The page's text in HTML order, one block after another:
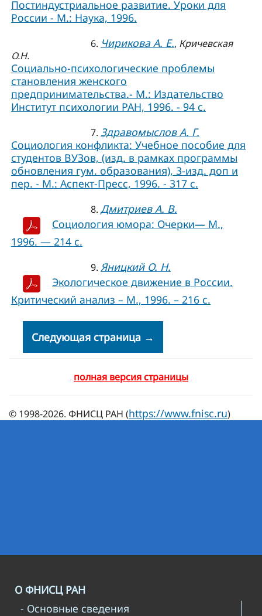
Постиндустриальное развитие. Уроки для
России - М.: Наука, 1996.
6. Чирикова А. Е., Кричевская
О.Н.
Социально-психологические проблемы
становления женского
предпринимательства.- М.: Издательство
Институт психологии РАН, 1996. - 94 с.
7. Здравомыслов А. Г.
Социология конфликта: Учебное пособие для
студентов ВУЗов, (изд. в рамках программы
обновления гум. образования), 3-изд. доп и
пер. - М.: Аспект-Пресс, 1996. - 317 с.
8. Дмитриев А. В.
Социология юмора: Очерки— М.,
1996. — 214 c.
9. Яницкий О. Н.
Экологическое движение в России.
Критический анализ – М., 1996. – 216 с.
Следующая страница →
полная версия страницы
© 1998-2026. ФНИСЦ РАН (https://www.fnisc.ru)
О ФНИСЦ РАН
- Основные сведения